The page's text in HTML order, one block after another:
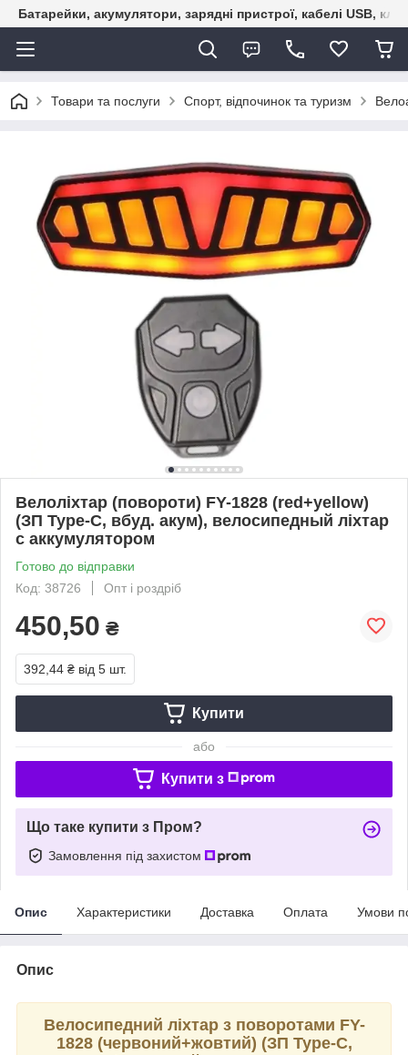
Батарейки, акумулятори, зарядні пристрої, кабелі USB,
Товари та послуги Спорт, відпочинок та туризм
Велоліхтар (повороти) FY-1828 (red+yellow)
(ЗП Type-C, вбуд. акум), велосипедный ліхтар
с аккумулятором
Готово до відправки
Код: 38726
Опт і роздріб
450,50 ₴
392,44 ₴ від 5 шт.
Купити
або
Купити з
Що таке купити з Пром?
Замовлення під захистом
Опис Характеристики Доставка Оплата Умови
Опис
Велосипедний ліхтар з поворотами FY-
1828 (червоний+жовтий) (ЗП Type-C,